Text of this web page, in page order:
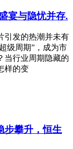
宴与隐忧并存.
发的热潮并未有
级周期”，成为市
当行业周期隐藏的
样的变
步攀升，恒生